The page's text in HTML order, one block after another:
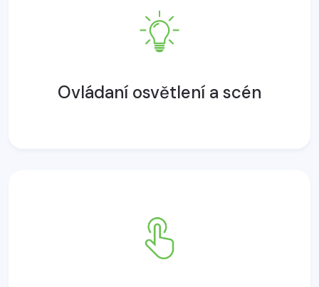
Ovládaní osvětlení a scén